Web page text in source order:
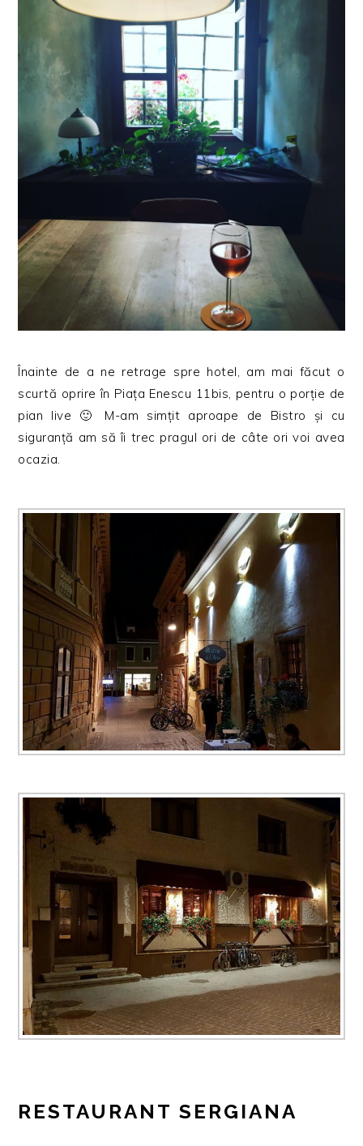
Înainte de a ne retrage spre hotel, am mai făcut o
scurtă oprire în Piața Enescu 11bis, pentru o porție de
pian live 🙂 M-am simțit aproape de Bistro și cu
siguranță am să îi trec pragul ori de câte ori voi avea
ocazia.
RESTAURANT SERGIANA